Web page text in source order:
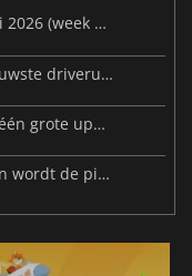
Niuwe Videogames van de week – juli 2026 (week 28)
Radeon RX 7000 krijgt FSR 4.1 via nieuwste driverupdate
Assassin’s Creed Shadows krijgt nog één grote update
Windrose haalt 2 miljoen verkopen en wordt de piratenhit van 2026